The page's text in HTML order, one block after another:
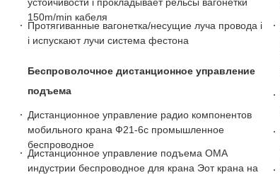
150m/min кабеля
Протягиванные вагонетка/несущие луча провода i
i испускают лучи система фестона
Беспроволочное дистанционное управление
подъема
Дистанционное управление радио компонентов
мобильного крана Ф21-6с промышленное
беспроводное
Дистанционное управление подъема ОМА
индустрии беспроводное для крана Эот крана на